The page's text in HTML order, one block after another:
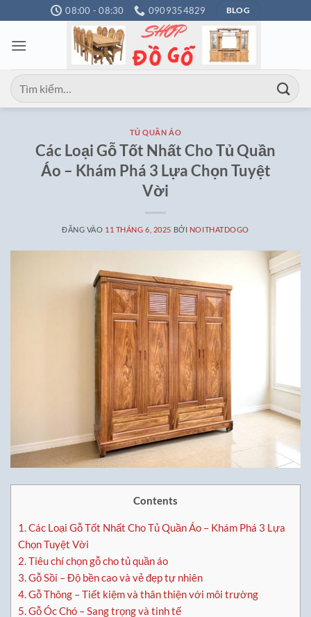
qua
nội
08:00 - 08:30 0909354829 BLOG
Tìm
kiếm:
TỦ QUẦN ÁO
Các Loại Gỗ Tốt Nhất Cho Tủ Quần
Áo – Khám Phá 3 Lựa Chọn Tuyệt
Vời
ĐĂNG VÀO 11 THÁNG 6, 2025 BỞI NOITHATDOGO
Contents
1.Các Loại Gỗ Tốt Nhất Cho Tủ Quần Áo – Khám Phá 3 Lựa
Chọn Tuyệt Vời
2.Tiêu chí chọn gỗ cho tủ quần áo
3.Gỗ Sồi – Độ bền cao và vẻ đẹp tự nhiên
4.Gỗ Thông – Tiết kiệm và thân thiện với môi trường
5.Gỗ Óc Chó – Sang trọng và tinh tế